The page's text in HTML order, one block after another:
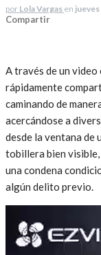
por Lola Vargas en
Compartir
A través de un
rápidamente
caminando de
acercándose a
desde la ventana de
tobillera bien visible,
una condena
algún delito previo.